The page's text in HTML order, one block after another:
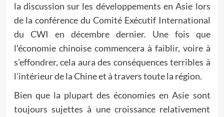
la discussion sur les développements en Asie lors
de la conférence du Comité Exécutif International
du CWI en décembre dernier. Une fois que
l’économie chinoise commencera à faiblir, voire à
s’effondrer, cela aura des conséquences terribles à
l’intérieur de la Chine et à travers toute la région.
Bien que la plupart des économies en Asie sont
toujours sujettes à une croissance relativement